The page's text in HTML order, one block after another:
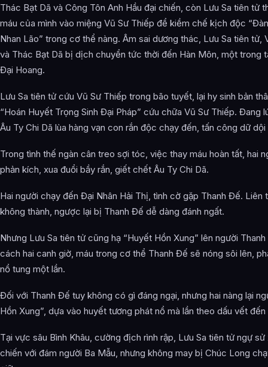
Thác Bạt Dã và Công Tôn Anh Hầu đại chiến, còn Lưu Sa tiên tử
máu của mình vào miệng Vũ Sư Thiếp để kiềm chế kịch độc
Nhan Lão” trong cơ thể nàng. Âm sai dương thác, Lưu Sa tiên tử,
và Thác Bạt Dã bị dịch chuyển tức thời đến Hàn Môn, một trong
Đại Hoang.
Lưu Sa tiên tử cứu Vũ Sư Thiếp trong bão tuyết, lại hy sinh bản
“Hoán Huyết Trọng Sinh Đại Pháp” cứu chữa Vũ Sư Thiếp. Đang
Âu Ty Chi Dã lùa hàng vạn con rắn độc chạy đến, tấn công dữ dội
Trong tình thế ngàn cân treo sợi tóc, việc thay máu hoàn tất, hai
phản kích, xua đuổi bầy rắn, giết chết Âu Ty Chi Dã.
Hai người chạy đến Đại Nhân Hải Thị, tình cờ gặp Thanh Đế. Liên
không thành, ngược lại bị Thanh Đế dễ dàng đánh ngất.
Nhưng Lưu Sa tiên tử cũng hạ “Huyết Hồn Xung” lên người
cách hai canh giờ, máu trong cơ thể Thanh Đế sẽ nóng sôi lên,
nổ tung một lần.
Đối với Thanh Đế tuy không có gì đáng ngại, nhưng hai nàng lại
Hồn Xung”, dựa vào huyết tương phát nổ mà lần theo dấu vết đến
Tại vực sâu Bình Khâu, cường địch rình rập, Lưu Sa tiên tử ngự sử
chiến với đám người Ba Mẫu, nhưng không may bị Chúc Long